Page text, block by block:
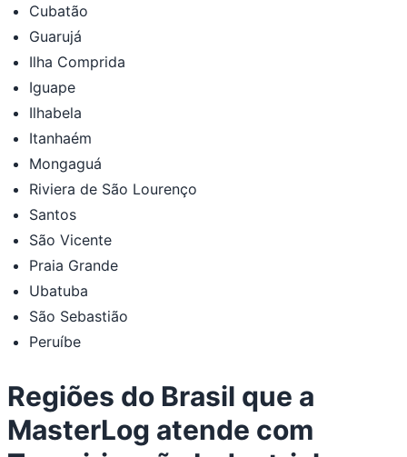
Cubatão
Guarujá
Ilha Comprida
Iguape
Ilhabela
Itanhaém
Mongaguá
Riviera de São Lourenço
Santos
São Vicente
Praia Grande
Ubatuba
São Sebastião
Peruíbe
Regiões do Brasil que a
MasterLog atende com